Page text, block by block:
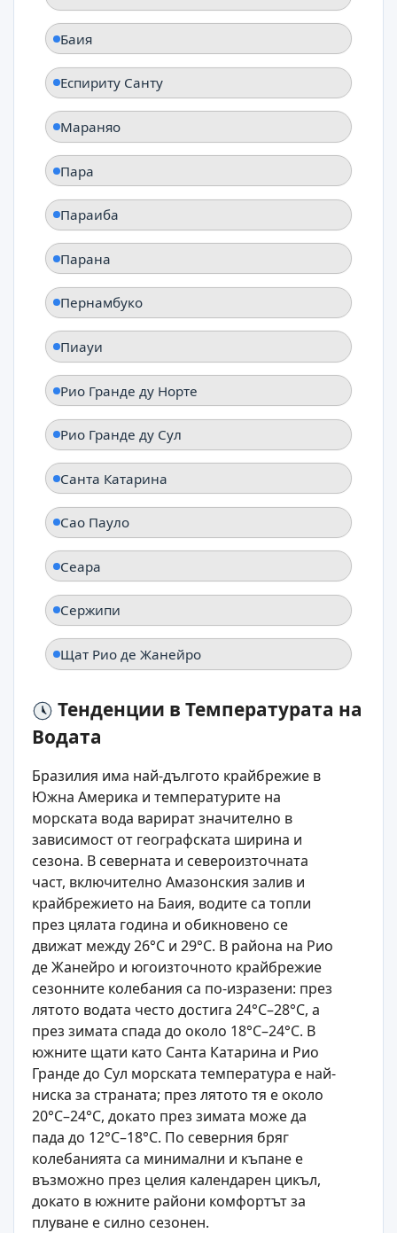
Баия
Еспириту Санту
Мараняо
Пара
Параиба
Парана
Пернамбуко
Пиауи
Рио Гранде ду Норте
Рио Гранде ду Сул
Санта Катарина
Сао Пауло
Сеара
Сержипи
Щат Рио де Жанейро
Тенденции в Температурата на
Водата
Бразилия има най-дългото крайбрежие в
Южна Америка и температурите на
морската вода варират значително в
зависимост от географската ширина и
сезона. В северната и североизточната
част, включително Амазонския залив и
крайбрежието на Баия, водите са топли
през цялата година и обикновено се
движат между 26°C и 29°C. В района на Рио
де Жанейро и югоизточното крайбрежие
сезонните колебания са по-изразени: през
лятото водата често достига 24°C–28°C, а
през зимата спада до около 18°C–24°C. В
южните щати като Санта Катарина и Рио
Гранде до Сул морската температура е най-
ниска за страната; през лятото тя е около
20°C–24°C, докато през зимата може да
пада до 12°C–18°C. По северния бряг
колебанията са минимални и къпане е
възможно през целия календарен цикъл,
докато в южните райони комфортът за
плуване е силно сезонен.